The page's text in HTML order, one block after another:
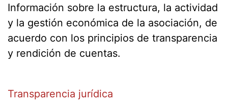
Información sobre la estructura, la actividad
y la gestión económica de la asociación, de
acuerdo con los principios de transparencia
y rendición de cuentas.
Transparencia jurídica